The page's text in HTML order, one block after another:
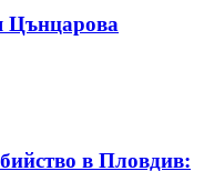
Цънцарова
в Пловдив: